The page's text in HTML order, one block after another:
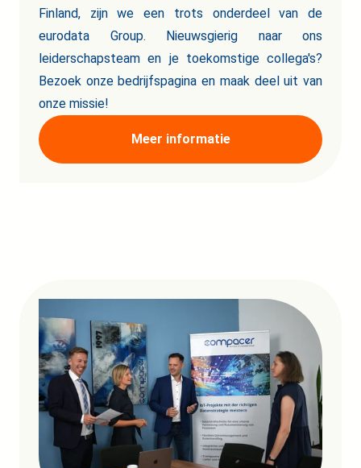
Finland, zijn we een trots onderdeel van de
eurodata Group. Nieuwsgierig naar ons
leiderschapsteam en je toekomstige collega's?
Bezoek onze bedrijfspagina en maak deel uit van
onze missie!
Meer informatie